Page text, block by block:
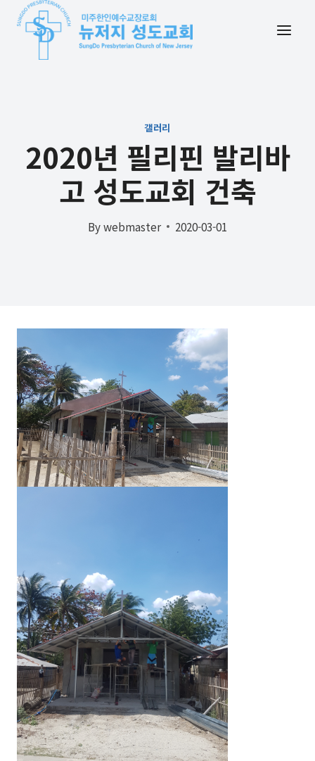
Skip
갤러리
2020년 필리핀 발리바
고 성도교회 건축
Bywebmaster 2020-03-01